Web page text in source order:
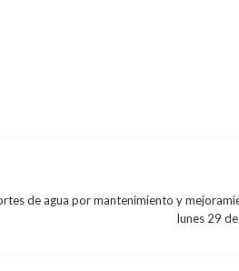
de agua por mantenimiento y
lunes 29